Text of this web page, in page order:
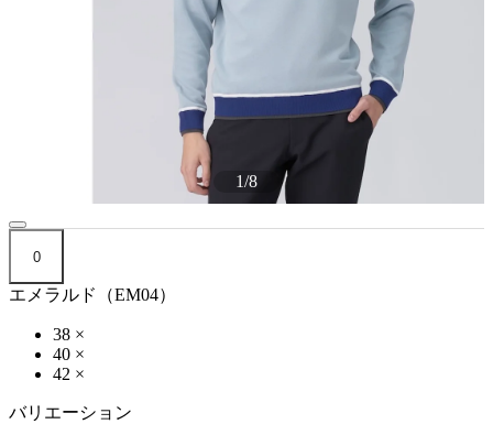
1/8
0
エメラルド（EM04）
38 ×
40 ×
42 ×
バリエーション